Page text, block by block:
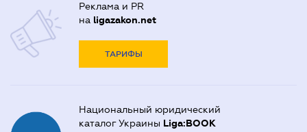
Реклама и PR
на ligazakon.net
ТАРИФЫ
Национальный юридический
каталог Украины Liga:BOOK